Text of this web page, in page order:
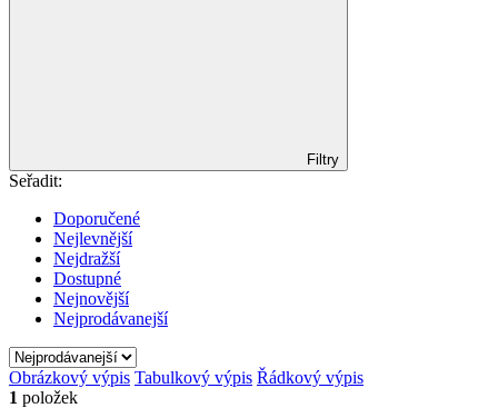
Filtry
Seřadit:
Doporučené
Nejlevnější
Nejdražší
Dostupné
Nejnovější
Nejprodávanejší
Obrázkový výpis Tabulkový výpis Řádkový výpis
1 položek